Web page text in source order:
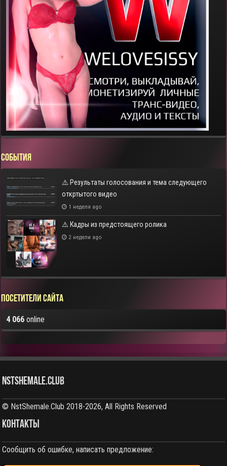
СОБЫТИЯ
⚠️ Результаты голосования и тема следующего
откртытого видео
1 неделя ago
⚠️ Кадры из предстоящего ролика
2 недели ago
Посетители сайта
4 066 online
NstShemale.Club
© NstShemale.Club 2018-2026, All Rights Reserved
КОНТАКТЫ
Сообщить об ошибке, написать предложение: